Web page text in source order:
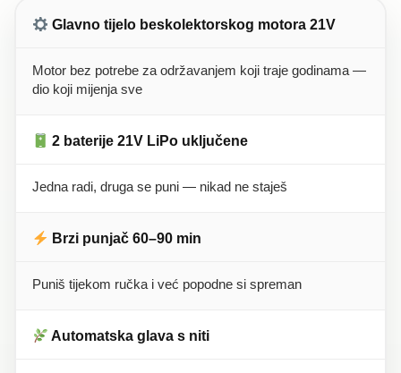
Glavno tijelo beskolektorskog motora 21V
Motor bez potrebe za održavanjem koji traje godinama —
dio koji mijenja sve
2 baterije 21V LiPo uključene
Jedna radi, druga se puni — nikad ne staješ
Brzi punjač 60–90 min
Puniš tijekom ručka i već popodne si spreman
Automatska glava s niti